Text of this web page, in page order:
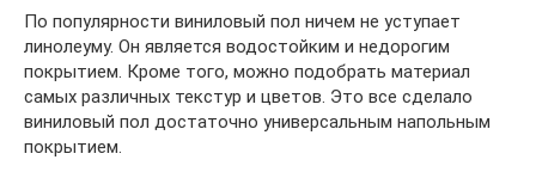
По популярности виниловый пол ничем не уступает
линолеуму. Он является водостойким и недорогим
покрытием. Кроме того, можно подобрать материал
самых различных текстур и цветов. Это все сделало
виниловый пол достаточно универсальным напольным
покрытием.